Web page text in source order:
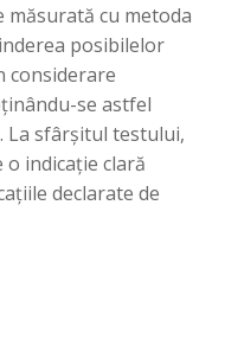
cu metoda
posibilelor
considerare
se astfel
La sfârșitul testului,
o indicație clară
declarate de